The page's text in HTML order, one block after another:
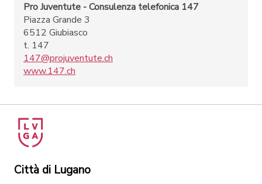
Pro Juventute - Consulenza telefonica 147
Piazza Grande 3
6512 Giubiasco
t. 147
147@projuventute.ch
www.147.ch
Città di Lugano